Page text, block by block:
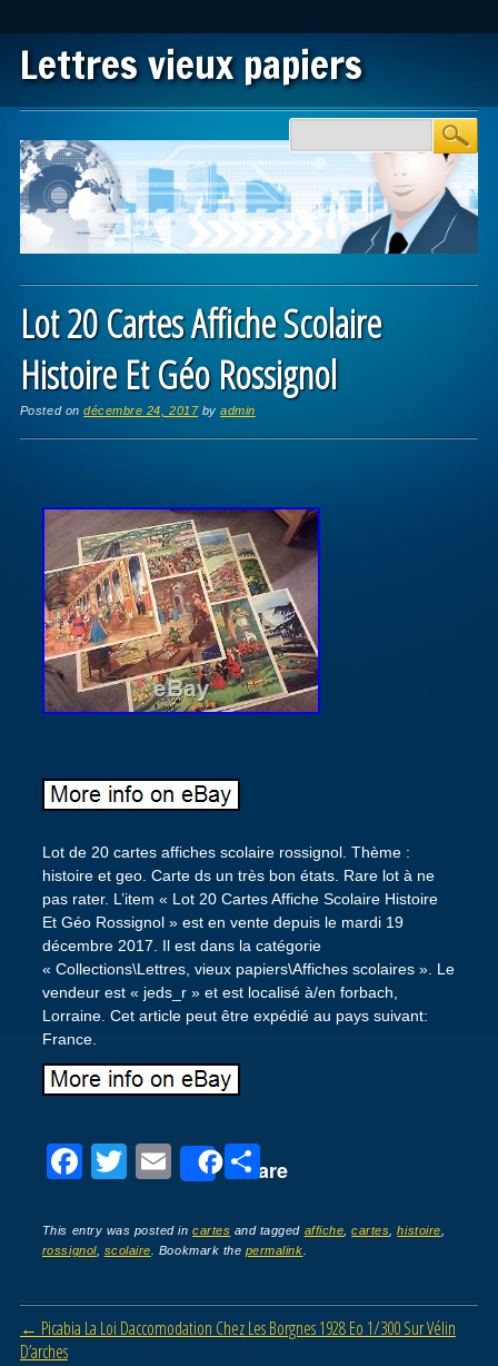
Lettres vieux papiers
Main menu
Lot 20 Cartes Affiche Scolaire
Histoire Et Géo Rossignol
Posted ondécembre 24, 2017 byadmin
Lot de 20 cartes affiches scolaire rossignol. Thème :
histoire et geo. Carte ds un très bon états. Rare lot à ne
pas rater. L’item « Lot 20 Cartes Affiche Scolaire Histoire
Et Géo Rossignol » est en vente depuis le mardi 19
décembre 2017. Il est dans la catégorie
« Collections\Lettres, vieux papiers\Affiches scolaires ». Le
vendeur est « jeds_r » et est localisé à/en forbach,
Lorraine. Cet article peut être expédié au pays suivant:
France.
F
c
e
b
o
T
tt
er
E
ail
Share
P
ta
g
er
This entry was posted incartes and tagged affiche ,cartes ,histoire
rossignol, scolaire . Bookmark the permalink
Post navigation
← Picabia La Loi Daccomodation Chez Les Borgnes 1928 Eo 1/300 Sur Vélin
D’arches